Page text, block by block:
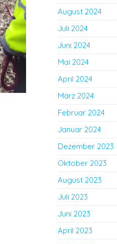
August 2024
Juli 2024
Juni 2024
Mai 2024
April 2024
März 2024
Februar 2024
Januar 2024
Dezember 2023
Oktober 2023
August 2023
Juli 2023
Juni 2023
April 2023